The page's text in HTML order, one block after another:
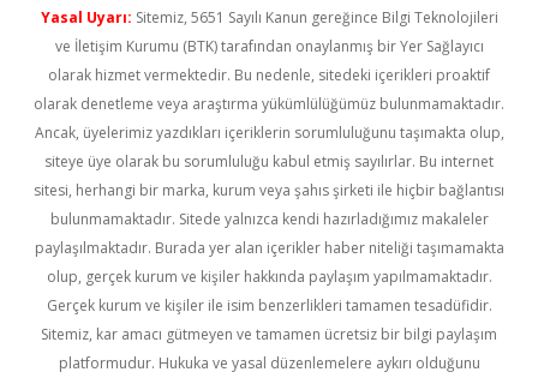
Yasal Uyarı: Sitemiz, 5651 Sayılı Kanun gereğince Bilgi Teknolojileri
ve İletişim Kurumu (BTK) tarafından onaylanmış bir Yer Sağlayıcı
olarak hizmet vermektedir. Bu nedenle, sitedeki içerikleri proaktif
olarak denetleme veya araştırma yükümlülüğümüz bulunmamaktadır.
Ancak, üyelerimiz yazdıkları içeriklerin sorumluluğunu taşımakta olup,
siteye üye olarak bu sorumluluğu kabul etmiş sayılırlar. Bu internet
sitesi, herhangi bir marka, kurum veya şahıs şirketi ile hiçbir bağlantısı
bulunmamaktadır. Sitede yalnızca kendi hazırladığımız makaleler
paylaşılmaktadır. Burada yer alan içerikler haber niteliği taşımamakta
olup, gerçek kurum ve kişiler hakkında paylaşım yapılmamaktadır.
Gerçek kurum ve kişiler ile isim benzerlikleri tamamen tesadüfidir.
Sitemiz, kar amacı gütmeyen ve tamamen ücretsiz bir bilgi paylaşım
platformudur. Hukuka ve yasal düzenlemelere aykırı olduğunu